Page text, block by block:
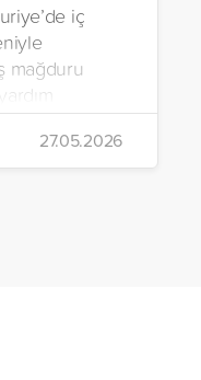
iç
mağduru
Vakıf,
Şam,
27.05.2026